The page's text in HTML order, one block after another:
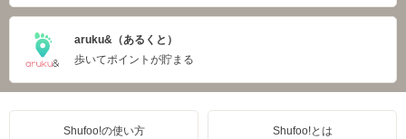
aruku&（あるくと）
歩いてポイントが貯まる
Shufoo!の使い方 Shufoo!とは